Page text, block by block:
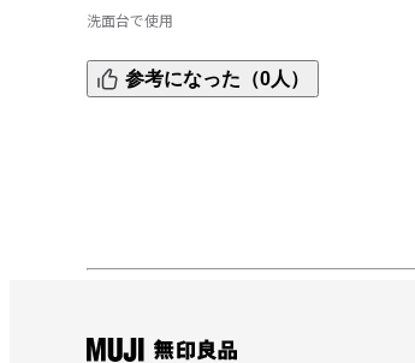
洗面台で使用
洗面台のゴミ箱として使用しています。大
魔になりません。
参考になった（0人）